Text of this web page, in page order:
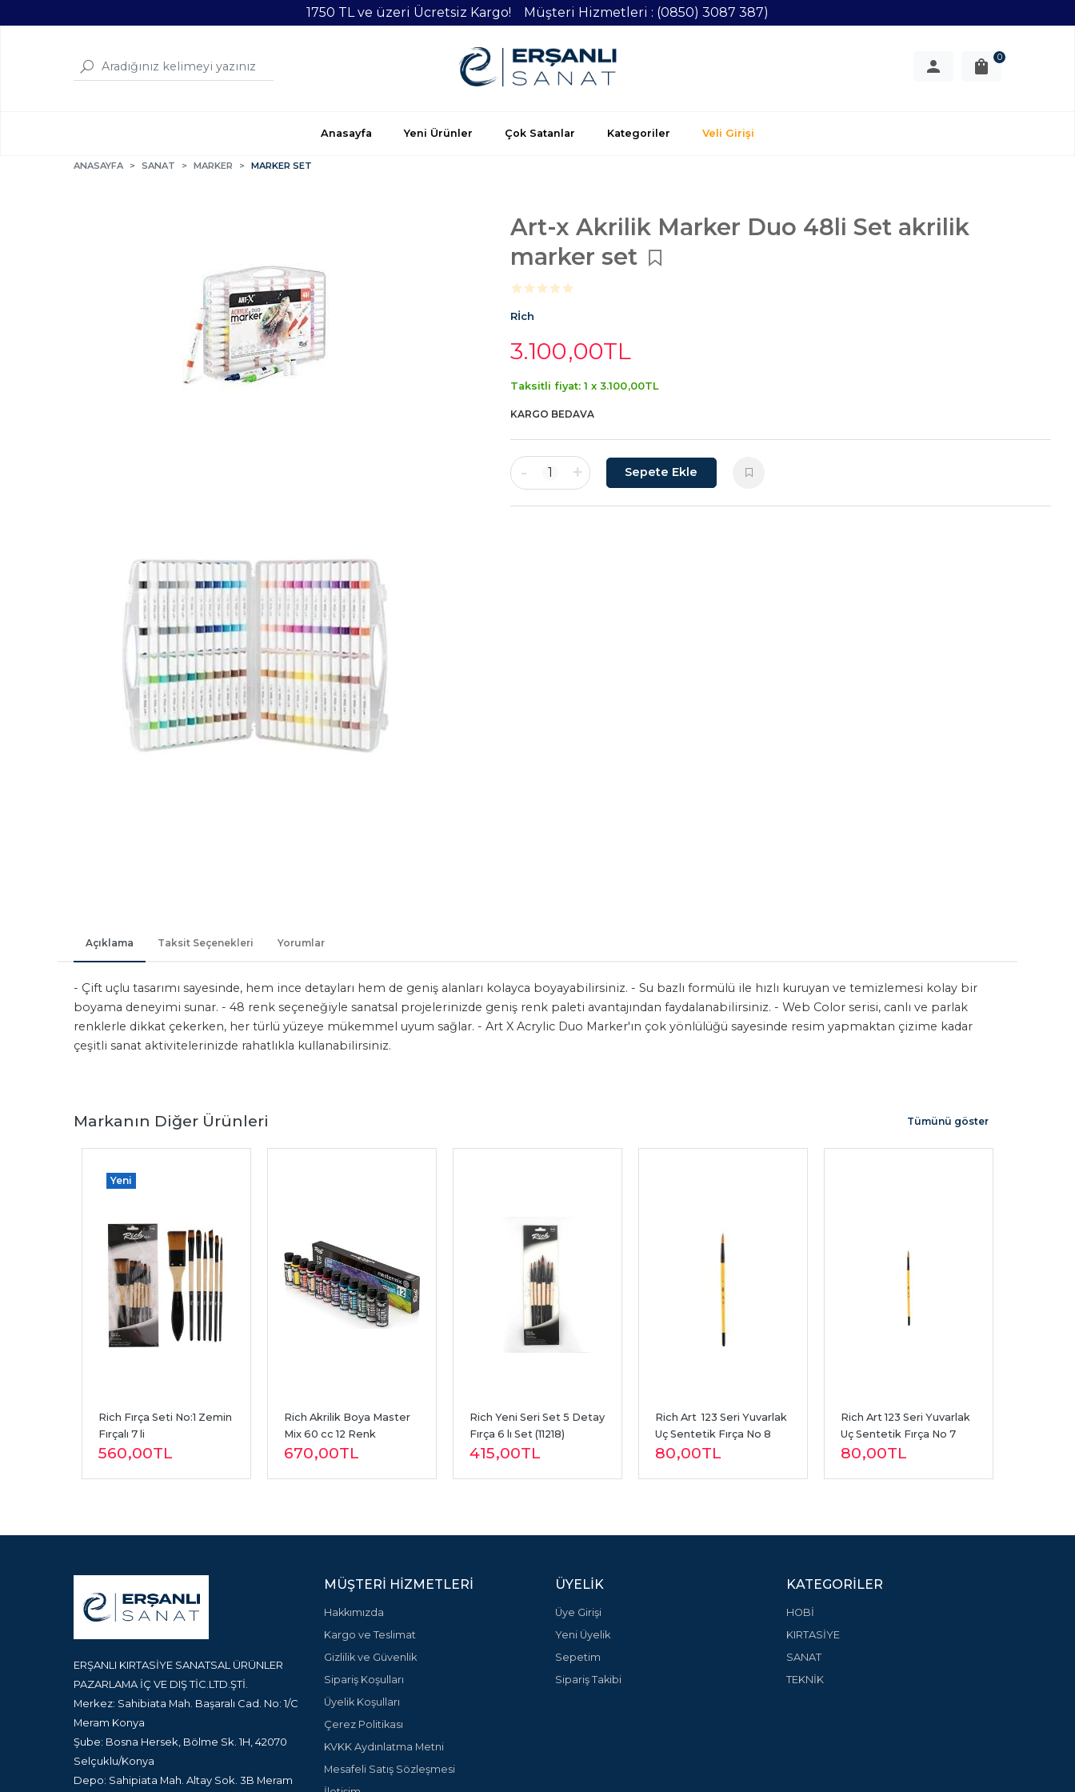
1750 TL ve üzeri Ücretsiz Kargo! Müşteri Hizmetleri : (0850) 3087 387)
0
Anasayfa Yeni Ürünler Çok Satanlar Kategoriler Veli Girişi
ANASAYFA SANAT MARKER MARKER SET
Art-x Akrilik Marker Duo 48li Set akrilik
marker set
Rİch
3.100,00TL
Taksitli fiyat: 1 x 3.100,00TL
KARGO BEDAVA
- 1 + Sepete Ekle
Açıklama Taksit Seçenekleri Yorumlar
- Çift uçlu tasarımı sayesinde, hem ince detayları hem de geniş alanları kolayca boyayabilirsiniz. - Su bazlı formülü ile hızlı kuruyan ve temizlemesi kolay bir
boyama deneyimi sunar. - 48 renk seçeneğiyle sanatsal projelerinizde geniş renk paleti avantajından faydalanabilirsiniz. - Web Color serisi, canlı ve parlak
renklerle dikkat çekerken, her türlü yüzeye mükemmel uyum sağlar. - Art X Acrylic Duo Marker'ın çok yönlülüğü sayesinde resim yapmaktan çizime kadar
çeşitli sanat aktivitelerinizde rahatlıkla kullanabilirsiniz.
Markanın Diğer Ürünleri
Yeni
Rich Fırça Seti No:1 Zemin
Fırçalı 7 li
560,00TL
Rich Akrilik Boya Master
Mix 60 cc 12 Renk
670,00TL
Rich Yeni Seri Set 5 Detay
Fırça 6 lı Set (11218)
415,00TL
Rich Art  123 Seri Yuvarlak
Uç Sentetik Fırça No 8
80,00TL
Rich Art 123 Seri Yuvarlak
Uç Sentetik Fırça No 7
80,00TL
Tümünü göster
ERŞANLI KIRTASİYE SANATSAL ÜRÜNLER
PAZARLAMA İÇ VE DIŞ TİC.LTD.ŞTİ.
Merkez: Sahibiata Mah. Başaralı Cad. No: 1/C
Meram Konya
Şube: Bosna Hersek, Bölme Sk. 1H, 42070
Selçuklu/Konya
Depo: Sahipiata Mah. Altay Sok. 3B Meram
MÜŞTERI HIZMETLERI
Hakkımızda
Kargo ve Teslimat
Gizlilik ve Güvenlik
Sipariş Koşulları
Üyelik Koşulları
Çerez Politikası
KVKK Aydınlatma Metni
Mesafeli Satış Sözleşmesi
ÜYELIK
Üye Girişi
Yeni Üyelik
Sepetim
Sipariş Takibi
KATEGORILER
HOBİ
KIRTASİYE
SANAT
TEKNİK